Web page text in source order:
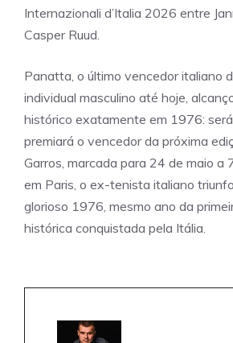
Internazionali d’Italia 2026 entre
Casper Ruud.
Panatta, o último vencedor italiano
individual masculino até hoje,
histórico exatamente em 1976:
premiará o vencedor da próxima
Garros, marcada para 24 de maio a
em Paris, o ex-tenista italiano
glorioso 1976, mesmo ano da
histórica conquistada pela Itália.